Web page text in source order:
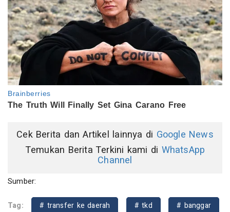
Cek Berita dan Artikel lainnya di Google News
Temukan Berita Terkini kami di WhatsApp
Channel
Sumber:
Tag: # transfer ke daerah # tkd
# banggar